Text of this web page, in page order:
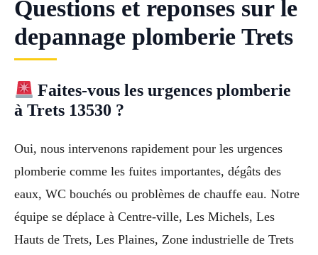
Questions et reponses sur le
depannage plomberie Trets
Faites-vous les urgences plomberie
à Trets 13530 ?
Oui, nous intervenons rapidement pour les urgences
plomberie comme les fuites importantes, dégâts des
eaux, WC bouchés ou problèmes de chauffe eau. Notre
équipe se déplace à Centre-ville, Les Michels, Les
Hauts de Trets, Les Plaines, Zone industrielle de Trets